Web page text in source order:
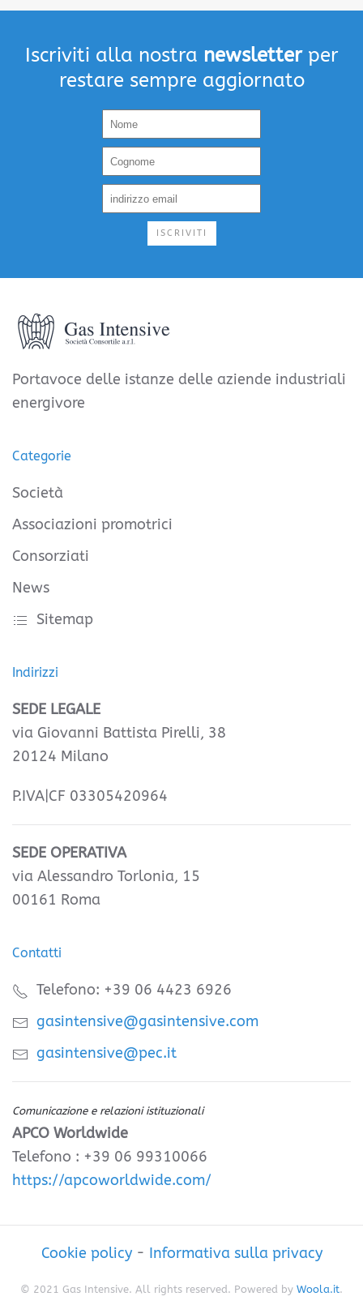
Iscriviti alla nostra newsletterper
restare sempre aggiornato
ISCRIVITI
Portavoce delle istanze delle aziende industriali
energivore
Categorie
Società
Associazioni promotrici
Consorziati
News
Sitemap
Indirizzi
SEDE LEGALE
via Giovanni Battista Pirelli, 38
20124 Milano
P.IVA|CF 03305420964
SEDE OPERATIVA
via Alessandro Torlonia, 15
00161 Roma
Contatti
Telefono: +39 06 4423 6926
gasintensive@gasintensive.com
gasintensive@pec.it
Comunicazione e relazioni istituzionali
APCO Worldwide
Telefono : +39 06 99310066
https://apcoworldwide.com/
Cookie policy- Informativa sulla privacy
© 2021 Gas Intensive. All rights reserved. Powered by Woola.it.